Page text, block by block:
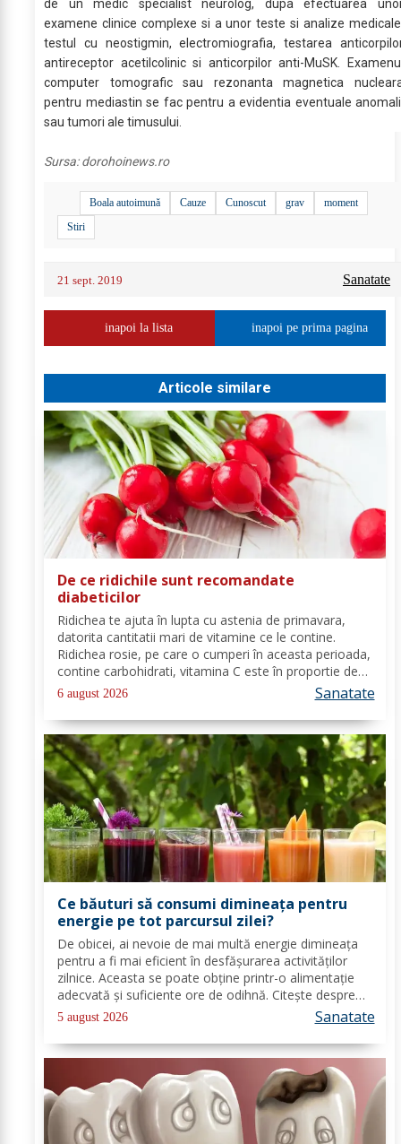
de un medic specialist neurolog, dupa efectuarea
examene clinice complexe si a unor teste si analize
testul cu neostigmin, electromiografia, testarea
antireceptor acetilcolinic si anticorpilor anti-MuSK.
computer tomografic sau rezonanta magnetica
pentru mediastin se fac pentru a evidentia eventuale
sau tumori ale timusului.
Sursa:dorohoinews.ro
Boala autoimună Cauze Cunoscut grav
moment
Stiri
21 sept. 2019 Sanatate
inapoi la lista inapoi pe prima pagina
Articole similare
De ce ridichile sunt recomandate
diabeticilor
Ridichea te ajuta în lupta cu astenia de primavara,
datorita cantitatii mari de vitamine ce le contine.
Ridichea rosie, pe care o cumperi în aceasta perioada,
contine carbohidrati, vitamina C este în proportie de
25%, vitamina B, acid folic, potasiu, magneziu si multe
alte componente ce-ti sunt de...
6 august 2026 Sanatate
Ce băuturi să consumi dimineața pentru
energie pe tot parcursul zilei?
De obicei, ai nevoie de mai multă energie dimineața
pentru a fi mai eficient în desfășurarea activităților
zilnice. Aceasta se poate obține printr-o alimentație
adecvată și suficiente ore de odihnă. Citește despre
băuturile care pot oferi energie dimineața. În general,
oamenii aleg să bea cafea...
5 august 2026 Sanatate